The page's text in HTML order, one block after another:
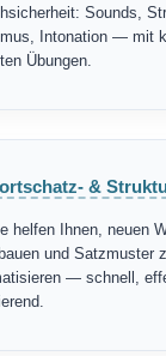
Sounds,
Intonation — mit
Übungen.
&
helfen Ihnen, neuen
und Satzmuster
— schnell,